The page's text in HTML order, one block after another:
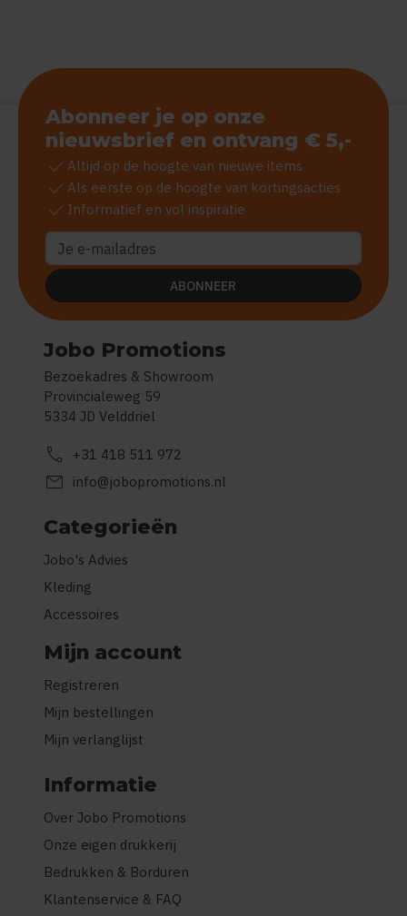
Jobo Promotions
Bezoekadres & Showroom
Provincialeweg 59
5334 JD Velddriel
call +31 418 511 972
mail info@jobopromotions.nl
Categorieën
Jobo's Advies
Kleding
Accessoires
Mijn account
Registreren
Mijn bestellingen
Mijn verlanglijst
Informatie
Over Jobo Promotions
Onze eigen drukkerij
Bedrukken & Borduren
Klantenservice & FAQ
Abonneer je op onze
nieuwsbrief en ontvang € 5,-
check Altijd op de hoogte van nieuwe items
check Als eerste op de hoogte van kortingsacties
check Informatief en vol inspiratie
ABONNEER